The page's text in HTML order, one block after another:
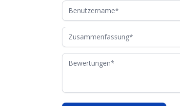
Benutzername
Zusammenfassung
Bewertungen